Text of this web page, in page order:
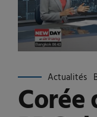
Actualités
Corée